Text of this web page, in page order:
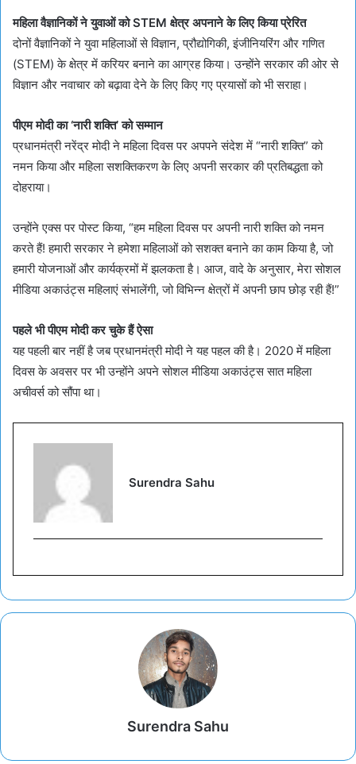
महिला वैज्ञानिकों ने युवाओं को STEM क्षेत्र अपनाने के लिए किया प्रेरित
दोनों वैज्ञानिकों ने युवा महिलाओं से विज्ञान, प्रौद्योगिकी, इंजीनियरिंग और गणित
(STEM) के क्षेत्र में करियर बनाने का आग्रह किया। उन्होंने सरकार की ओर से
विज्ञान और नवाचार को बढ़ावा देने के लिए किए गए प्रयासों को भी सराहा।
पीएम मोदी का ‘नारी शक्ति’ को सम्मान
प्रधानमंत्री नरेंद्र मोदी ने महिला दिवस पर अपपने संदेश में “नारी शक्ति” को
नमन किया और महिला सशक्तिकरण के लिए अपनी सरकार की प्रतिबद्धता को
दोहराया।
उन्होंने एक्स पर पोस्ट किया, “हम महिला दिवस पर अपनी नारी शक्ति को नमन
करते हैं! हमारी सरकार ने हमेशा महिलाओं को सशक्त बनाने का काम किया है, जो
हमारी योजनाओं और कार्यक्रमों में झलकता है। आज, वादे के अनुसार, मेरा सोशल
मीडिया अकाउंट्स महिलाएं संभालेंगी, जो विभिन्न क्षेत्रों में अपनी छाप छोड़ रही हैं!”
पहले भी पीएम मोदी कर चुके हैं ऐसा
यह पहली बार नहीं है जब प्रधानमंत्री मोदी ने यह पहल की है। 2020 में महिला
दिवस के अवसर पर भी उन्होंने अपने सोशल मीडिया अकाउंट्स सात महिला
अचीवर्स को सौंपा था।
Surendra Sahu
Surendra Sahu